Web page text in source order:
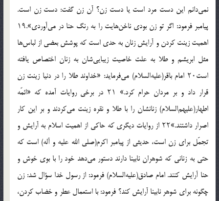
نمی‌دانم این دست مرد است یا دست زن؟ آن زن گفت: دست زن است.
پیامبر فرمود: اگر تو زن بودی ناخن‌هایت را به رنگ حنا در می‌آوردی».۱۹
اهمیت زینت کردن و آرایش زنان به حدی است که پوشش بعضی از لباس‌ها
مثل ابریشم و طلا به علت خاصیت زیبایی‌شان به زنان اختصاص یافته
است۲۰ امام باقر(علیه‌السلام) می‌فرماید: «خداوند طلا را در دنیا زینت زن
قرار داد و بر مردان حرام کرد.» ۲۱ در برخی روایات آمده که «ائمّه
اطهار(علیهم‌السلام) زنانشان را با طلا و نقره زینت می‌کردند و بر این کار
اصرار داشتند.»۲۲ از روایات دیگری که حاکی از اهمیت اسلام به آرایش و
تجمّل برای زن است، حدیثی از پیامبر اکرم(صلی الله علیه و آله) است که
حتی به زنانی که شوهران نابینا دارند دستور می‌دهد خود را با بوی خوش و
حنا آرایش کنند. امام صادق(علیه‌السلام) فرمود: از رسول خدا سؤال شد: زن
چگونه برای شوهر نابینا آرایش کند؟ فرمود: با استعمال عطر و خضاب کردن،